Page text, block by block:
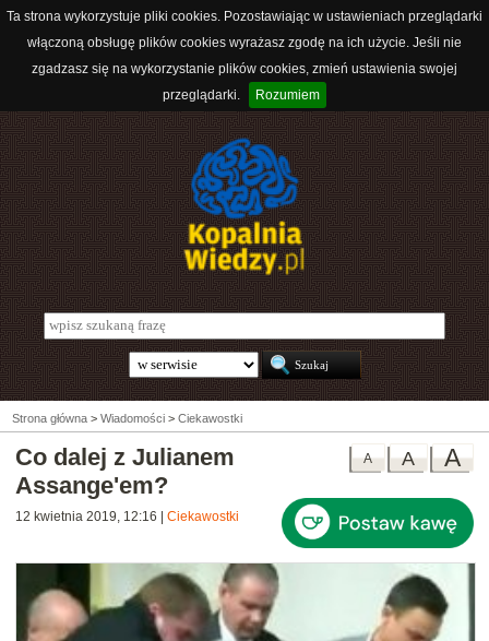
Ta strona wykorzystuje pliki cookies. Pozostawiając w ustawieniach przeglądarki
włączoną obsługę plików cookies wyrażasz zgodę na ich użycie. Jeśli nie
zgadzasz się na wykorzystanie plików cookies, zmień ustawienia swojej
przeglądarki.
Rozumiem
Strona główna > Wiadomości > Ciekawostki
A
A
A
Co dalej z Julianem
Assange'em?
12 kwietnia 2019, 12:16 Ciekawostki